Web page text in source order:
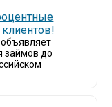
займов до